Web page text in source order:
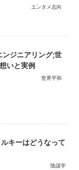
エンタメ志向
ジニアリング;世
いと実例
世界平和
キーはどうなって
陰謀学